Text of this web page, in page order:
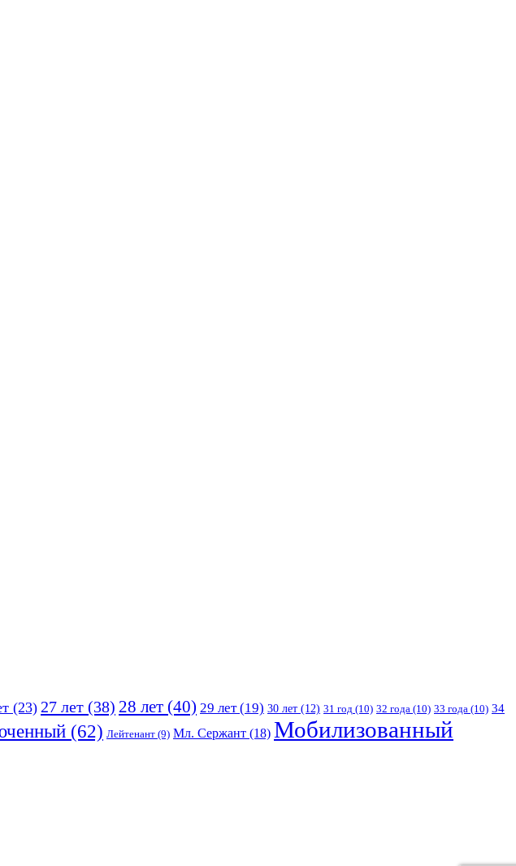
(23) 27 лет (38) 28 лет (40) 29 лет(19) 30 лет (12) 31 год (10) 32 года (10) 33 года (10) 34
(62) Лейтенант (9) Мл. Сержант (18) Мобилизованный